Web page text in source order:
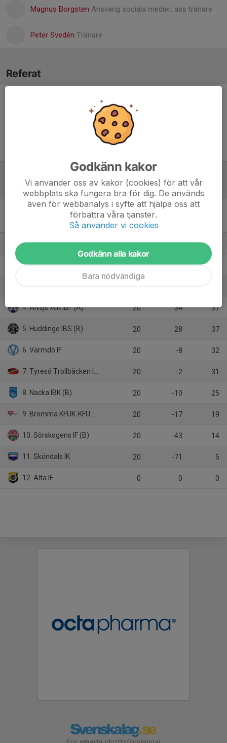
Magnus Borgsten Ansvarig sociala medier, ass tränare
Peter Svedén Tränare
Referat
Inget referat skrivet
Tabell
Pantamera Pojkar Ljusröd
M
1. FBI Tullinge (B) 20 66
2. AIK IBF/Råsunda IS 20 13
4. Älvsjö AIK IBF (A) 20 34 37
5. Huddinge IBS (B) 20 28 37
6. Värmdö IF 20 -8 32
7. Tyresö Trollbäcken IBK 20 -2 31
8. Nacka IBK (B) 20 -10 25
9. Bromma KFUK-KFUM/Karlbergs BK 20 -17 19
10. Sörskogens IF (B) 20 -43 14
11. Sköndals IK 20 -71 5
12. Älta IF 0 0 0
Godkänn kakor
Vi använder oss av kakor (cookies) för att vår
webbplats ska fungera bra för dig. De används
även för webbanalys i syfte att hjälpa oss att
förbättra våra tjänster.
Så använder vi cookies
Godkänn alla kakor
Bara nödvändiga